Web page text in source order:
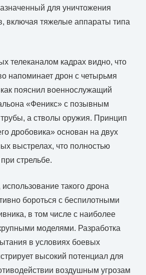
для уничтожения
включая тяжелые аппараты типа
телеканалом кадрах видно, что
напоминает дрон с четырьмя
пояснил военнослужащий
«Феникс» с позывным
а стволы оружия. Принцип
дробовика» основан на двух
выстрелах, что полностью
стрельбе.
такого дрона
бороться с беспилотными
в том числе с наиболее
моделями. Разработка
в условиях боевых
высокий потенциал для
воздушным угрозам